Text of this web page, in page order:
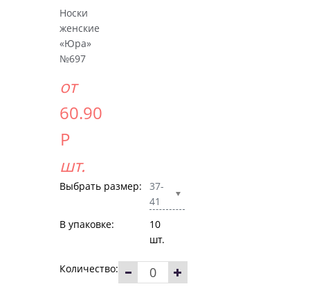
Носки
женские
«Юра»
№697
от
60.90
Р
шт.
Выбрать размер:
37-
41
В упаковке:
10
шт.
Количество: